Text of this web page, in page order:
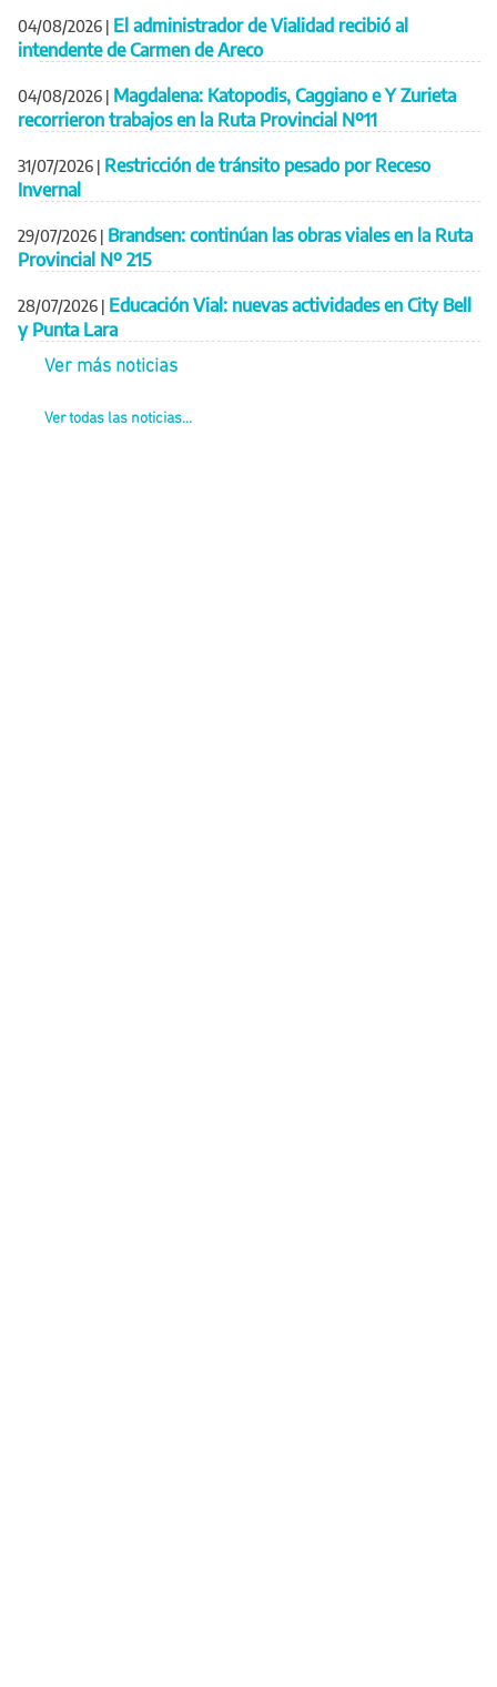
04/08/2026 | El administrador de Vialidad recibió al
intendente de Carmen de Areco
04/08/2026 | Magdalena: Katopodis, Caggiano e Y Zurieta
recorrieron trabajos en la Ruta Provincial Nº11
31/07/2026 | Restricción de tránsito pesado por Receso
Invernal
29/07/2026 | Brandsen: continúan las obras viales en la Ruta
Provincial Nº 215
28/07/2026 | Educación Vial: nuevas actividades en City Bell
y Punta Lara
Ver más noticias
Ver todas las noticias...